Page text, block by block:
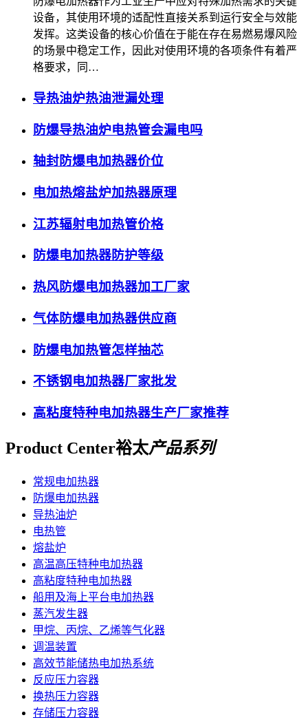
设备，其使用环境的适配性直接关系到运行安全与效能
发挥。这类设备的核心价值在于能在存在易燃易爆风险
的场景中稳定工作，因此对使用环境的各项条件有着严
格要求，同…
导热油炉热油泄漏处理
防爆导热油炉电热管会漏电吗
轴封防爆电加热器价位
电加热熔盐炉加热器原理
江苏辐射电加热管价格
防爆电加热器防护等级
热风防爆电加热器加工厂家
气体防爆电加热器供应商
防爆电加热管怎样抽芯
不锈钢电加热器厂家批发
高粘度特种电加热器生产厂家推荐
Product Center裕太产品系列
常规电加热器
防爆电加热器
导热油炉
电热管
熔盐炉
高温高压特种电加热器
高粘度特种电加热器
船用及海上平台电加热器
蒸汽发生器
甲烷、丙烷、乙烯等气化器
调温装置
高效节能储热电加热系统
反应压力容器
换热压力容器
存储压力容器